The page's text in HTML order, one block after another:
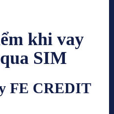
khi vay
SIM
FE CREDIT